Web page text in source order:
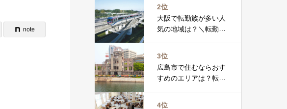
note
を調べました
2位
大阪で転勤族が多い人
気の地域は？＼転勤族
3位
広島市で住むならおす
すめのエリアは？転勤
4位